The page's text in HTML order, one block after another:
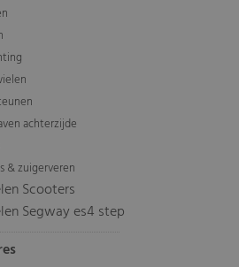
achterzijde
& zuigerveren
Scooters
Segway es4 step